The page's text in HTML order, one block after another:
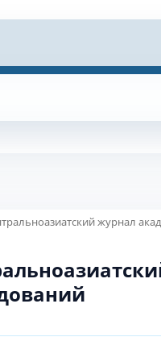
журнал